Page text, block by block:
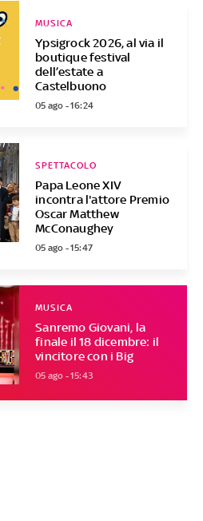
Ypsigrock 2026, al via il
boutique festival
dell’estate a
Castelbuono
MUSICA
05 ago - 16:24
Papa Leone XIV
incontra l'attore Premio
Oscar Matthew
McConaughey
SPETTACOLO
05 ago - 15:47
Sanremo Giovani, la
finale il 18 dicembre: il
vincitore con i Big
MUSICA
05 ago - 15:43